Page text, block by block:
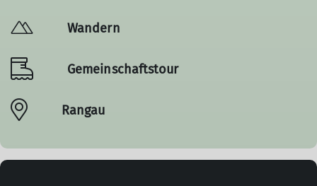
Wandern
Gemeinschaftstour
Rangau